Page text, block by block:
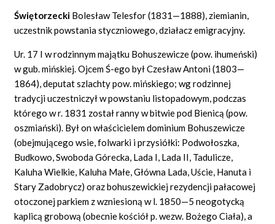
ZDJĘCIA (2)
GRAF POWIĄZAŃ
DYSKUSJA
Mapa
Świętorzecki Bolesław Telesfor (1831—1888), ziemianin,
uczestnik powstania styczniowego, działacz emigracyjny.
Ur. 17 I w rodzinnym majątku Bohuszewicze (pow. ihumeński)
w gub. mińskiej. Ojcem Ś-ego był Czesław Antoni (1803—
1864), deputat szlachty pow. mińskiego; wg rodzinnej
tradycji uczestniczył w powstaniu listopadowym, podczas
którego w r. 1831 został ranny w bitwie pod Bienicą (pow.
oszmiański). Był on właścicielem dominium Bohuszewicze
(obejmującego wsie, folwarki i przysiółki: Podwołoszka,
Budkowo, Swoboda Górecka, Lada I, Lada II, Tadulicze,
Kaluha Wielkie, Kaluha Małe, Główna Lada, Uście, Hanuta i
Stary Zadobrycz) oraz bohuszewickiej rezydencji pałacowej
otoczonej parkiem z wzniesioną w l. 1850—5 neogotycką
kaplicą grobową (obecnie kościół p. wezw. Bożego Ciała), a